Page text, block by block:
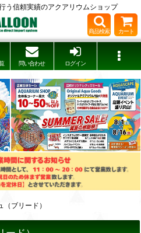
う信頼実績のアクアリウムショップ
商品検索 カート
問い合わせ ログイン
ブリード）